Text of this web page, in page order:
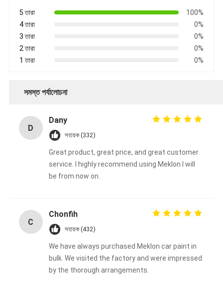
5 তারা
100%
4 তারা
0%
3 তারা
0%
2 তারা
0%
1 তারা
0%
সমস্ত পর্যালোচনা
D
Dany
সহায়ক (332)
Great product, great price, and great customer
service. I highly recommend using Meklon I will
be from now on.
C
Chonfih
সহায়ক (432)
We have always purchased Meklon car paint in
bulk. We visited the factory and were impressed
by the thorough arrangements.